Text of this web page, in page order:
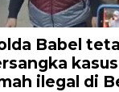
Babel
ilegal di